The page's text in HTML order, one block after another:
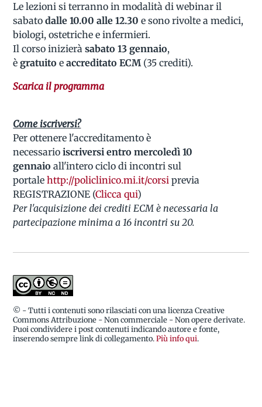
Le lezioni si terranno in modalità di webinar il
sabatodalle 10.00 alle 12.30 e sono rivolte a medici,
biologi, ostetriche e infermieri.
Il corso inizieràsabato 13 gennaio,
è gratuitoeaccreditato ECM(35 crediti).
Scarica il programma
Come iscriversi?
Per ottenere l'accreditamento è
necessario iscriversi entro mercoledì 10
gennaioall'intero ciclo di incontri sul
portalehttp://policlinico.mi.it/corsi previa
REGISTRAZIONE (Clicca qui)
Per l'acquisizione dei crediti ECM è necessaria la
partecipazione minima a 16 incontri su 20.
© - Tutti i contenuti sono rilasciati con una licenza Creative
Commons Attribuzione - Non commerciale - Non opere derivate.
Puoi condividere i post contenuti indicando autore e fonte,
inserendo sempre link di collegamento.Più info qui.